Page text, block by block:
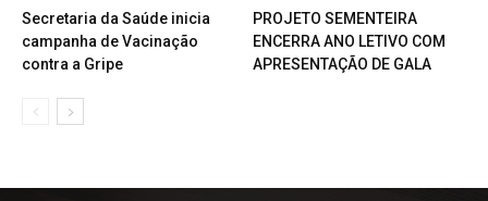
Secretaria da Saúde inicia
campanha de Vacinação
contra a Gripe
PROJETO SEMENTEIRA
ENCERRA ANO LETIVO COM
APRESENTAÇÃO DE GALA